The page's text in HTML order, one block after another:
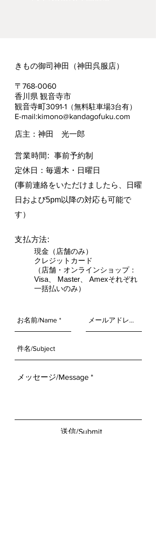
きもの御司神田（神田呉服店）​
​〒768-0060
香川県 観音寺市
観音寺町3091-1 （無料駐車場3台有）
E-mail:kimono@kandagofuku.com
​店主：神田 光一郎
営業時間:
事前予約制
定休日：毎週木・日曜日​
(事前連絡をいただけましたら、日曜
日および5pm以降の対応も可能で
す）
支払方法:
現金（店舗のみ）
クレジットカード
（店舗・オンラインショップ：
Visa、 Master、 Amexそれぞれ
一括払いのみ）
送信/Submit